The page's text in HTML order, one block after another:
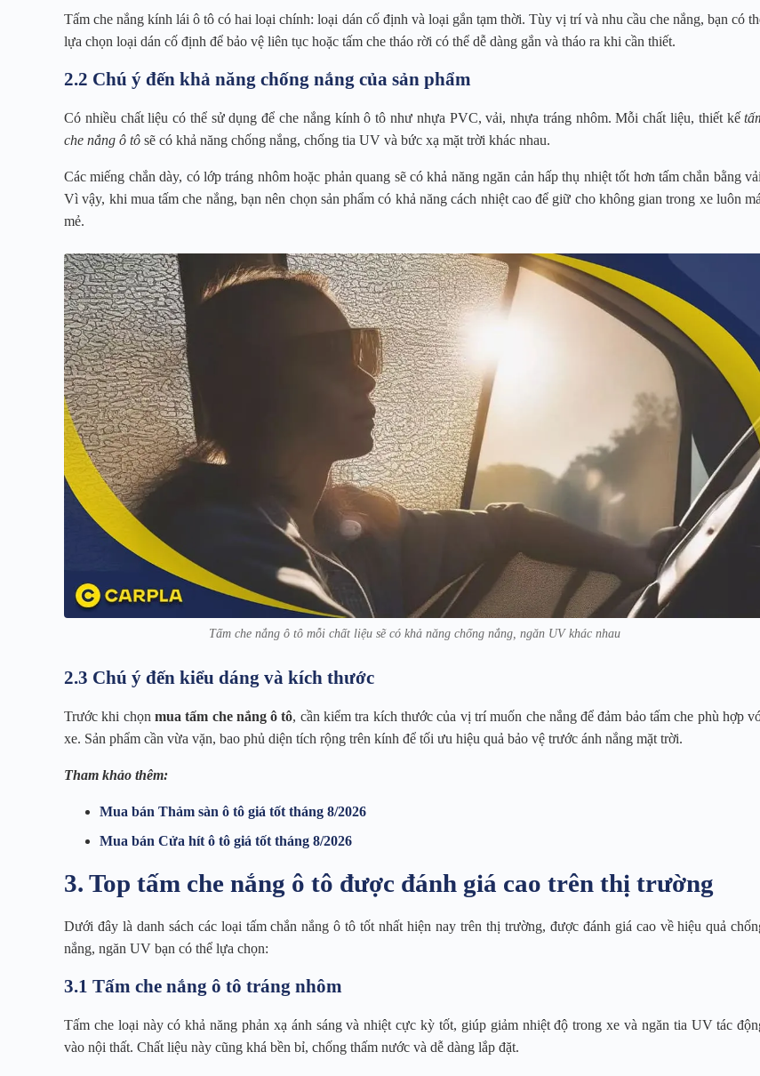
Tấm che nắng kính lái ô tô có hai loại chính: loại dán cố định và loại gắn tạm thời. Tùy vị trí và nhu cầu che nắng, bạn có
lựa chọn loại dán cố định để bảo vệ liên tục hoặc tấm che tháo rời có thể dễ dàng gắn và tháo ra khi cần thiết.
2.2 Chú ý đến khả năng chống nắng của sản phẩm
Có nhiều chất liệu có thể sử dụng để che nắng kính ô tô như nhựa PVC, vải, nhựa tráng nhôm. Mỗi chất liệu, thiết kế
che nắng ô tô sẽ có khả năng chống nắng, chống tia UV và bức xạ mặt trời khác nhau.
Các miếng chắn dày, có lớp tráng nhôm hoặc phản quang sẽ có khả năng ngăn cản hấp thụ nhiệt tốt hơn tấm chắn bằng
Vì vậy, khi mua tấm che nắng, bạn nên chọn sản phẩm có khả năng cách nhiệt cao để giữ cho không gian trong xe luôn
mẻ.
Tấm che nắng ô tô mỗi chất liệu sẽ có khả năng chống nắng, ngăn UV khác nhau
2.3 Chú ý đến kiểu dáng và kích thước
Trước khi chọn mua tấm che nắng ô tô, cần kiểm tra kích thước của vị trí muốn che nắng để đảm bảo tấm che phù hợp
xe. Sản phẩm cần vừa vặn, bao phủ diện tích rộng trên kính để tối ưu hiệu quả bảo vệ trước ánh nắng mặt trời.
Tham khảo thêm:
Mua bán Thảm sàn ô tô giá tốt tháng 8/2026
Mua bán Cửa hít ô tô giá tốt tháng 8/2026
3. Top tấm che nắng ô tô được đánh giá cao trên thị trường
Dưới đây là danh sách các loại tấm chắn nắng ô tô tốt nhất hiện nay trên thị trường, được đánh giá cao về hiệu quả
nắng, ngăn UV bạn có thể lựa chọn:
3.1 Tấm che nắng ô tô tráng nhôm
Tấm che loại này có khả năng phản xạ ánh sáng và nhiệt cực kỳ tốt, giúp giảm nhiệt độ trong xe và ngăn tia UV tác
vào nội thất. Chất liệu này cũng khá bền bỉ, chống thấm nước và dễ dàng lắp đặt.